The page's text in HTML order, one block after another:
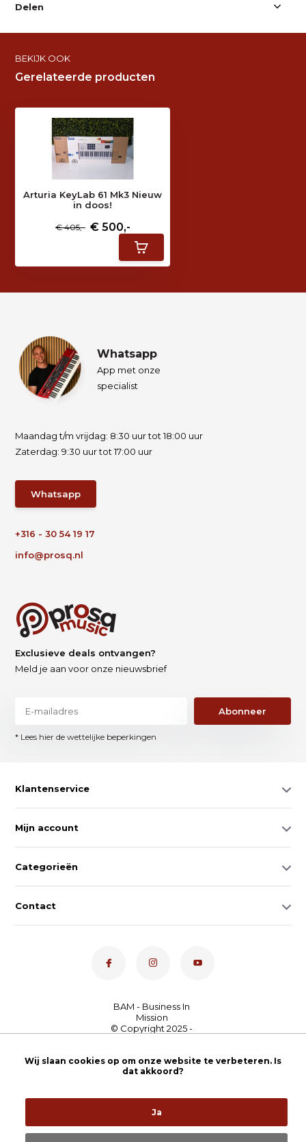
Delen
BEKIJK OOK
Gerelateerde producten
Arturia KeyLab 61 Mk3 Nieuw
in doos!
€ 405,- € 500,-
Whatsapp
App met onze
specialist
Maandag t/m vrijdag: 8:30 uur tot 18:00 uur
Zaterdag: 9:30 uur tot 17:00 uur
Whatsapp
+316 - 30 54 19 17
info@prosq.nl
Exclusieve deals ontvangen?
Meld je aan voor onze nieuwsbrief
Abonneer
* Lees hier de wettelijke beperkingen
Klantenservice
Mijn account
Categorieën
Contact
Nederland4,7- bekijk
onze 100+ reviews
Wij slaan cookies op om onze website te verbeteren. Is
dat akkoord?
Ja